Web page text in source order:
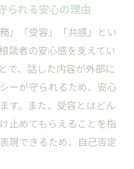
られる安心の理由
」「受容」「共感」とい
談者の安心感を支えてい
で、話した内容が外部に
ーが守られるため、安心
す。また、受容とはどん
止めてもらえることを指
現できるため、自己否定